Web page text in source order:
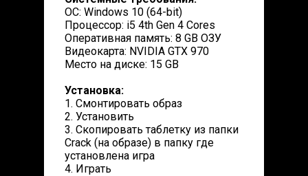
ОС: Windows 10 (64-bit)
Процессор: i5 4th Gen 4 Cores
Оперативная память: 8 GB ОЗУ
Видеокарта: NVIDIA GTX 970
Место на диске: 15 GB
Установка:
1. Смонтировать образ
2. Установить
3. Скопировать таблетку из папки
Crack (на образе) в папку где
установлена игра
4. Играть